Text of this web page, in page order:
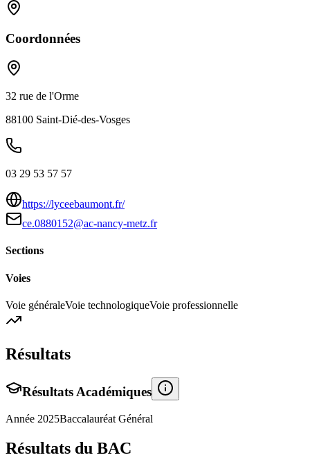
Coordonnées
32 rue de l'Orme
88100 Saint-Dié-des-Vosges
03 29 53 57 57
https://lyceebaumont.fr/
ce.0880152@ac-nancy-metz.fr
Sections
Voies
Voie généraleVoie technologiqueVoie professionnelle
Résultats
Résultats Académiques
Année 2025Baccalauréat Général
Résultats du BAC